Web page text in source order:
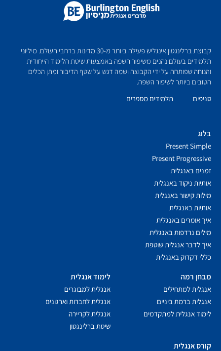
קבוצת ברלינגטון אינגליש פעילה ביותר מ-30 מדינות ברחבי העולם. מיליוני
תלמידים בעולם נהנים משיפור השפה באמצעות שיטת הלימוד הייחודית
והנוחה שפותחה על ידי הקבוצה ושמה דגש על שטף הדיבור ומתן הכלים
הטובים ביותר לשיפור השפה.
סניפים
תלמידים מספרים
קורס אנגלית
לימוד אנגלית
אנגלית למבוגרים
אנגלית לחברות וארגונים
אנגלית לקריירה
שיטת ברלינגטון
מבחן רמה
אנגלית למתחילים
אנגלית ברמת ביניים
לימוד אנגלית למתקדמים
בלוג
Present Simple
Present Progressive
זמנים באנגלית
אותיות ניקוד באנגלית
מילות קישור באנגלית
אותיות באנגלית
איך אומרים באנגלית
מילים נרדפות באנגלית
איך לדבר אנגלית שוטפת
כללי דקדוק באנגלית